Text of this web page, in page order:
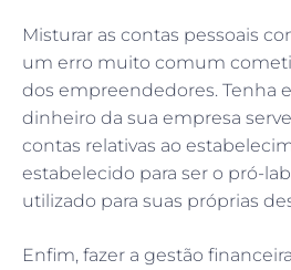
Misturar as contas pessoais
um erro muito comum
dos empreendedores. Tenha
dinheiro da sua empresa
contas relativas ao
estabelecido para ser o pró-
utilizado para suas próprias
Enfim, fazer a gestão